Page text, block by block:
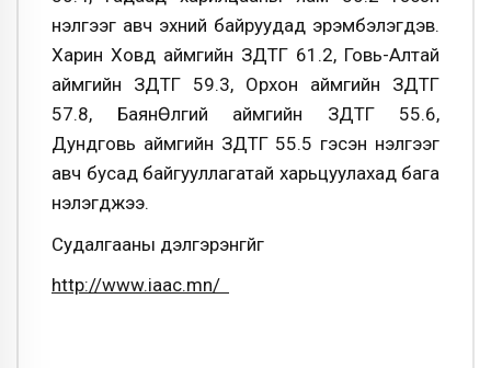
үнэлгээг авч эхний байруудад эрэмбэлэгдэв.
Харин Ховд аймгийн ЗДТГ 61.2, Говь-Алтай
аймгийн ЗДТГ 59.3, Орхон аймгийн ЗДТГ
57.8, БаянӨлгий аймгийн ЗДТГ 55.6,
Дундговь аймгийн ЗДТГ 55.5 гэсэн үнэлгээг
авч бусад байгууллагатай харьцуулахад бага
үнэлэгджээ.
Судалгааны дэлгэрэнгүйг
http://www.iaac.mn/